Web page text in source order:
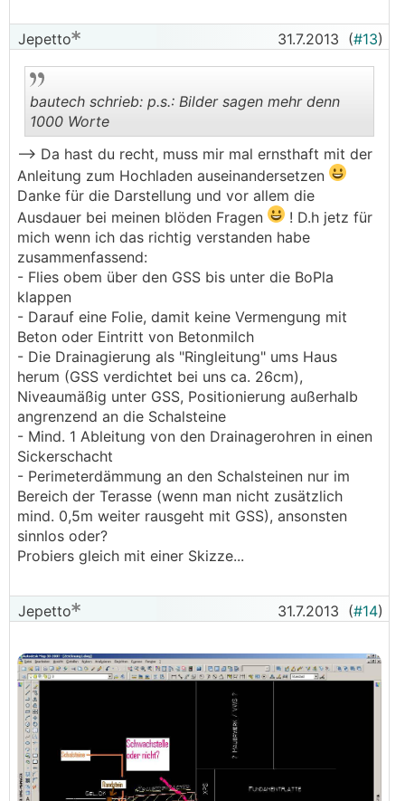
Jepetto 31.7.2013 (#13)
..
bautech schrieb: p.s.: Bilder sagen mehr denn
1000 Worte
--> Da hast du recht, muss mir mal ernsthaft mit der
Anleitung zum Hochladen auseinandersetzen
Danke für die Darstellung und vor allem die
Ausdauer bei meinen blöden Fragen
! D.h jetz für
mich wenn ich das richtig verstanden habe
zusammenfassend:
- Flies obem über den GSS bis unter die BoPla
klappen
- Darauf eine Folie, damit keine Vermengung mit
Beton oder Eintritt von Betonmilch
- Die Drainagierung als "Ringleitung" ums Haus
herum (GSS verdichtet bei uns ca. 26cm),
Niveaumäßig unter GSS, Positionierung außerhalb
angrenzend an die Schalsteine
- Mind. 1 Ableitung von den Drainagerohren in einen
Sickerschacht
- Perimeterdämmung an den Schalsteinen nur im
Bereich der Terasse (wenn man nicht zusätzlich
mind. 0,5m weiter rausgeht mit GSS), ansonsten
sinnlos oder?
Probiers gleich mit einer Skizze...
Jepetto 31.7.2013 (#14)